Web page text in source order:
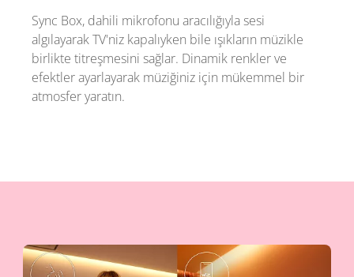
Sync Box, dahili mikrofonu aracılığıyla sesi
algılayarak TV'niz kapalıyken bile ışıkların müzikle
birlikte titreşmesini sağlar. Dinamik renkler ve
efektler ayarlayarak müziğiniz için mükemmel bir
atmosfer yaratın.